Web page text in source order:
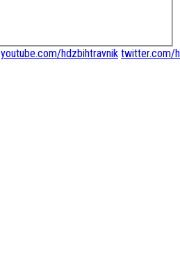
youtube.com/hdzbihtravnik twitter.com/